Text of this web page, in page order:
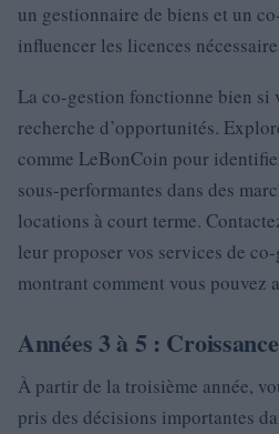
un gestionnaire de biens et un
influencer les licences
La co-gestion fonctionne bien si
recherche d’opportunités.
comme LeBonCoin pour
sous-performantes dans des
locations à court terme.
leur proposer vos services de
montrant comment vous pouvez
Années 3 à 5 :
À partir de la troisième année,
pris des décisions importantes